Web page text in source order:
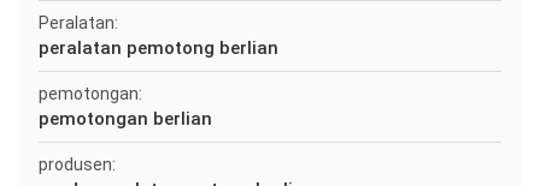
Peralatan:
peralatan pemotong berlian
pemotongan:
pemotongan berlian
produsen: